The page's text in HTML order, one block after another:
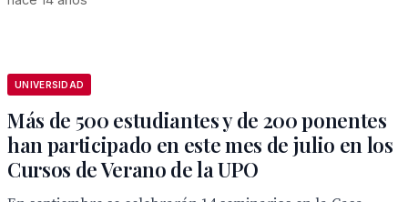
UNIVERSIDAD
Más de 500 estudiantes y de 200 ponentes
han participado en este mes de julio en los
Cursos de Verano de la UPO